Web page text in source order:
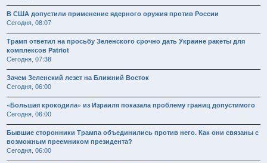
В США допустили применение ядерного оружия против России
Сегодня, 08:07
Трамп ответил на просьбу Зеленского срочно дать Украине ракеты для
комплексов Patriot
Сегодня, 07:38
Зачем Зеленский лезет на Ближний Восток
Сегодня, 06:00
«Большая крокодила» из Израиля показала проблему границ допустимого
Сегодня, 06:00
Бывшие сторонники Трампа объединились против него. Как они связаны с
возможным преемником президента?
Сегодня, 06:00